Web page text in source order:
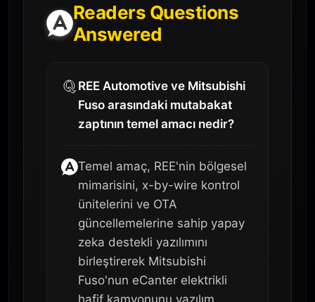
Readers Questions
Answered
REE Automotive ve Mitsubishi
Fuso arasındaki mutabakat
zaptının temel amacı nedir?
Temel amaç, REE'nin bölgesel
mimarisini, x-by-wire kontrol
ünitelerini ve OTA
güncellemelerine sahip yapay
zeka destekli yazılımını
birleştirerek Mitsubishi
Fuso'nun eCanter elektrikli
hafif kamyonunu yazılım